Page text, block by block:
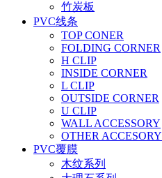
竹炭板
PVC线条
TOP CONER
FOLDING CORNER
H CLIP
INSIDE CORNER
L CLIP
OUTSIDE CORNER
U CLIP
WALL ACCESSORY
OTHER ACCESORY
PVC覆膜
木纹系列